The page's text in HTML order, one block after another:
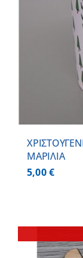
ΜΑΡΙΛΙΑ
5,00€